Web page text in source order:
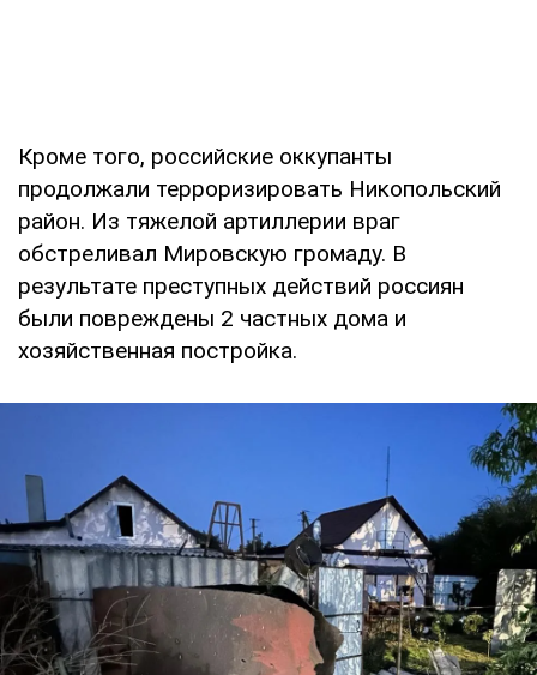
Кроме того, российские оккупанты
продолжали терроризировать Никопольский
район. Из тяжелой артиллерии враг
обстреливал Мировскую громаду. В
результате преступных действий россиян
были повреждены 2 частных дома и
хозяйственная постройка.